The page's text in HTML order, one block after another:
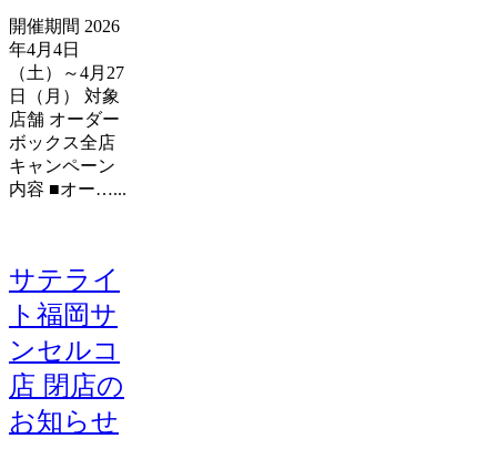
開催期間 2026
年4月4日
（土）～4月27
日（月） 対象
店舗 オーダー
ボックス全店
キャンペーン
内容 ■オー…...
サテライ
ト福岡サ
ンセルコ
店 閉店の
お知らせ